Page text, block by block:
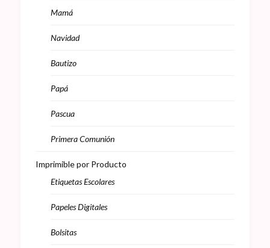
Mamá
Navidad
Bautizo
Papá
Pascua
Primera Comunión
Imprimible por Producto
Etiquetas Escolares
Papeles Digitales
Bolsitas